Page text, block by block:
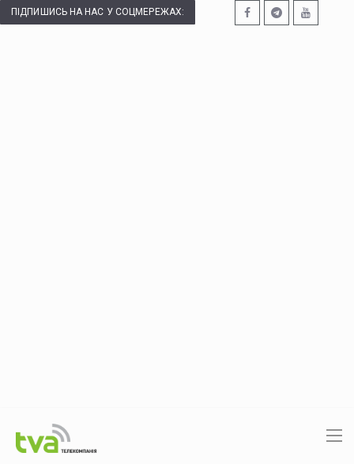
ПІДПИШИСЬ НА НАС У СОЦМЕРЕЖАХ: